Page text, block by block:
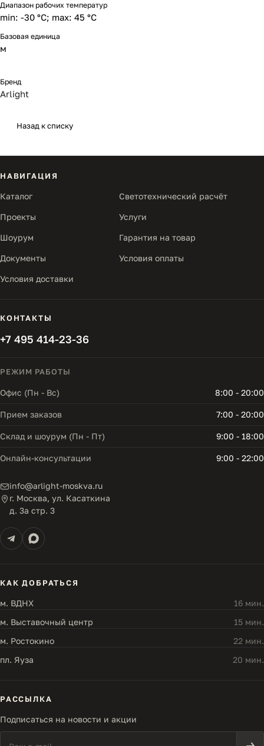
Диапазон рабочих температур
min: -30 °C; max: 45 °C
Базовая единица
м
Бренд
Arlight
Назад к списку
НАВИГАЦИЯ
Каталог Светотехнический расчёт
Проекты Услуги
Шоурум Гарантия на товар
Документы Условия оплаты
Условия доставки
КОНТАКТЫ
+7 495 414-23-36
РЕЖИМ РАБОТЫ
Офис (Пн - Вс) 8:00 - 20:00
Прием заказов 7:00 - 20:00
Склад и шоурум (Пн - Пт) 9:00 - 18:00
Онлайн-консультации 9:00 - 22:00
info@arlight-moskva.ru
г. Москва, ул. Касаткина
д. 3а стр. 3
КАК ДОБРАТЬСЯ
м. ВДНХ
16 мин.
м. Выставочный центр
15 мин.
м. Ростокино
22 мин.
пл. Яуза
20 мин.
РАССЫЛКА
Подписаться на новости и акции